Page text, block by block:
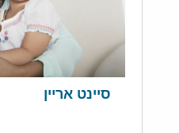
סיינט אריין